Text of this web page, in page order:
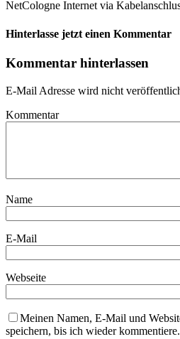
NetCologne Internet via
Hinterlasse jetzt einen Kommentar
Kommentar hinterlassen
E-Mail Adresse wird nicht
Kommentar
Name
E-Mail
Webseite
Meinen Namen, E-Mail und
speichern, bis ich wieder kommentiere.